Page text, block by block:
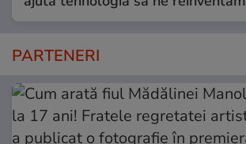
PARTENERI